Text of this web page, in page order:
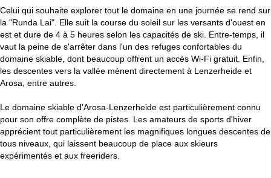
Celui qui souhaite explorer tout le domaine en une journée se rend sur
la "Runda Lai". Elle suit la course du soleil sur les versants d'ouest en
est et dure de 4 à 5 heures selon les capacités de ski. Entre-temps, il
vaut la peine de s'arrêter dans l'un des refuges confortables du
domaine skiable, dont beaucoup offrent un accès Wi-Fi gratuit. Enfin,
les descentes vers la vallée mènent directement à Lenzerheide et
Arosa, entre autres.
Le domaine skiable d'Arosa-Lenzerheide est particulièrement connu
pour son offre complète de pistes. Les amateurs de sports d'hiver
apprécient tout particulièrement les magnifiques longues descentes de
tous niveaux, qui laissent beaucoup de place aux skieurs
expérimentés et aux freeriders.